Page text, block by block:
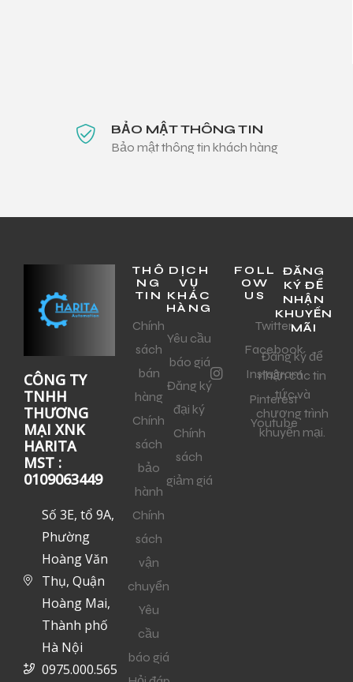
BẢO MẬT THÔNG TIN
Bảo mật thông tin khách hàng
CÔNG TY
TNHH
THƯƠNG
MẠI XNK
HARITA
MST :
0109063449
Số 3E, tổ 9A,
Phường
Hoàng Văn
Thụ, Quận
Hoàng Mai,
Thành phố
Hà Nội
0975.000.565
THÔ
NG
TIN
Chính
sách
bán
hàng
Chính
sách
bảo
hành
Chính
sách
vận
chuyển
Yêu
cầu
báo giá
DỊCH
VỤ
KHÁC
HÀNG
Yêu cầu
báo giá
Đăng ký
đại ký
Chính
sách
giảm giá
FOLL
OW
US
Twitter
Facebook
Instagram
Pinterest
Youtube
ĐĂNG
KÝ ĐỂ
NHẬN
KHUYẾN
MÃI
Đăng ký để
nhận các tin
tức và
chương trình
khuyến mại.